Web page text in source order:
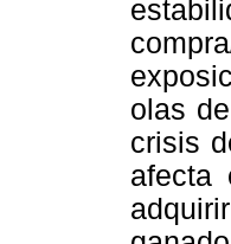
olas
crisis
afecta